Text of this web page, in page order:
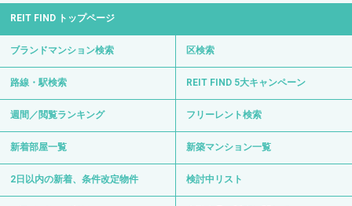
REIT FIND トップページ
ブランドマンション検索 区検索
路線・駅検索 REIT FIND 5大キャンペーン
週間／閲覧ランキング フリーレント検索
新着部屋一覧 新築マンション一覧
2日以内の新着、条件改定物件 検討中リスト